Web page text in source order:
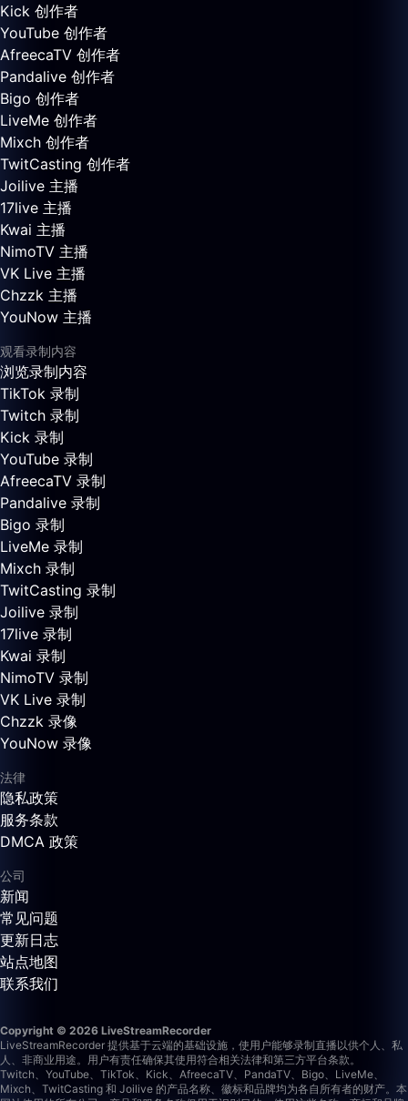
Kick 创作者
YouTube 创作者
AfreecaTV 创作者
Pandalive 创作者
Bigo 创作者
LiveMe 创作者
Mixch 创作者
TwitCasting 创作者
Joilive 主播
17live 主播
Kwai 主播
NimoTV 主播
VK Live 主播
Chzzk 主播
YouNow 主播
观看录制内容
浏览录制内容
TikTok 录制
Twitch 录制
Kick 录制
YouTube 录制
AfreecaTV 录制
Pandalive 录制
Bigo 录制
LiveMe 录制
Mixch 录制
TwitCasting 录制
Joilive 录制
17live 录制
Kwai 录制
NimoTV 录制
VK Live 录制
Chzzk 录像
YouNow 录像
法律
隐私政策
服务条款
DMCA 政策
公司
新闻
常见问题
更新日志
站点地图
联系我们
Copyright © 2026 LiveStreamRecorder
LiveStreamRecorder 提供基于云端的基础设施，使用户能够录制直播以供个人、私
人、非商业用途。用户有责任确保其使用符合相关法律和第三方平台条款。
Twitch、YouTube、TikTok、Kick、AfreecaTV、PandaTV、Bigo、LiveMe、
Mixch、TwitCasting 和 Joilive 的产品名称、徽标和品牌均为各自所有者的财产。本